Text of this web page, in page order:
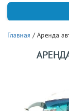
Главная / Аренда